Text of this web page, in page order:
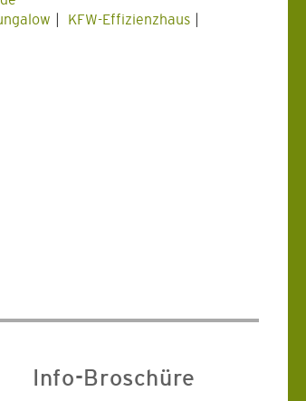
KFW-Effizienzhaus
Info-Broschüre